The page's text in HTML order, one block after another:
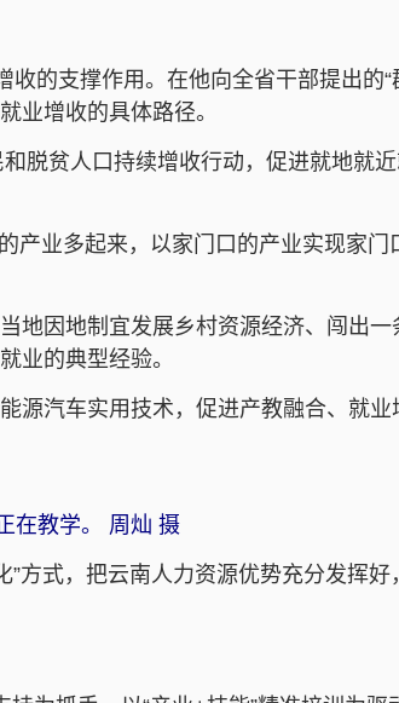
的支撑作用。在他向全省干部提出的“
业增收的具体路径。
脱贫人口持续增收行动，促进就地就
产业多起来，以家门口的产业实现家
地因地制宜发展乡村资源经济、闯出
业的典型经验。
源汽车实用技术，促进产教融合、就
在教学。 周灿 摄
方式，把云南人力资源优势充分发挥